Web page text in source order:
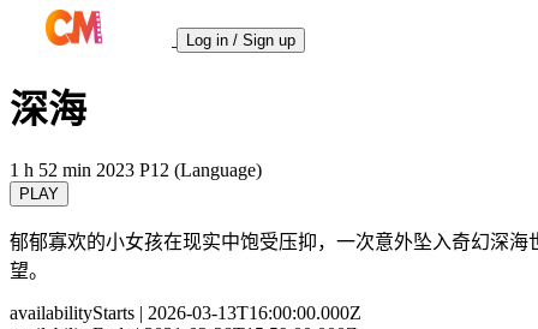
Log in / Sign up
深海
1 h 52 min 2023 P12 (Language)
PLAY
郁郁寡欢的小女孩在现实中饱受压抑，一次意外坠入奇幻深
望。
availabilityStarts | 2026-03-13T16:00:00.000Z